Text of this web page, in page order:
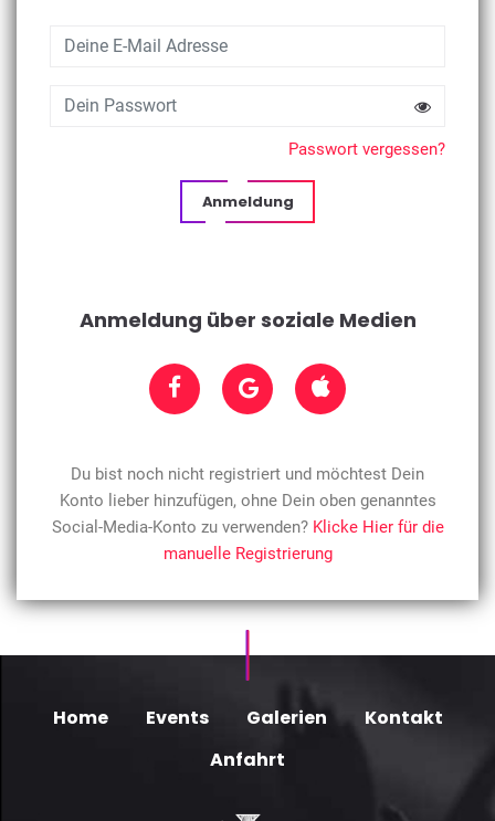
Passwort vergessen?
Anmeldung
Anmeldung über soziale Medien
Du bist noch nicht registriert und möchtest Dein
Konto lieber hinzufügen, ohne Dein oben genanntes
Social-Media-Konto zu verwenden? Klicke Hier für die
manuelle Registrierung
Home Events Galerien
Kontakt
Anfahrt